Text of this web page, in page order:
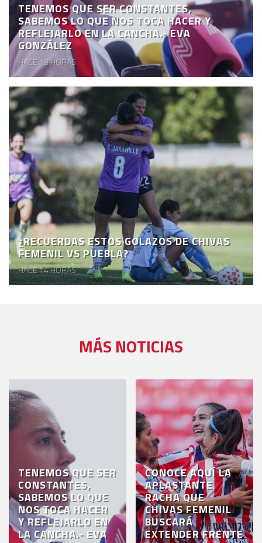
TENEMOS QUE SER CONSTANTES,
SABEMOS LO QUE NOS TOCA HACER Y
REFLEJARLO EN LA CANCHA.- EVA
GONZÁLEZ
HACE 13 HORAS
¿RECUERDAS ESTOS GOLAZOS DE CHIVAS
FEMENIL VS PUEBLA?
HACE 14 HORAS
MÁS NOTICIAS
TENEMOS QUE SER
CONSTANTES,
SABEMOS LO QUE
NOS TOCA HACER
Y REFLEJARLO EN
LA CANCHA.- EVA
CONOCE AQUÍ LA
APLASTANTE
RACHA QUE
CHIVAS FEMENIL
BUSCARÁ
EXTENDER FRENTE